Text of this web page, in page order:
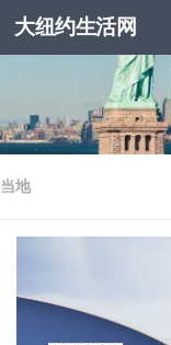
跳至内容
大纽约生活网
当地